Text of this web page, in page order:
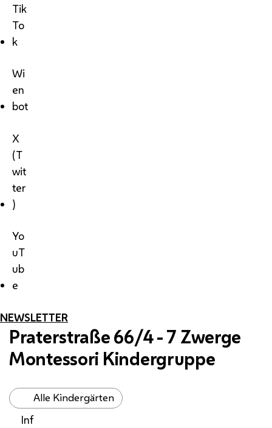
Tik
To
k
Wi
en
bot
X
(T
wit
ter
)
Yo
uT
ub
e
NEWSLETTER
Praterstraße 66/4 - 7 Zwerge
Montessori Kindergruppe
Alle Kindergärten
Inf